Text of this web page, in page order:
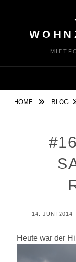
HOME BLOG
POSTED
14. JUNI 2014
Heute war der